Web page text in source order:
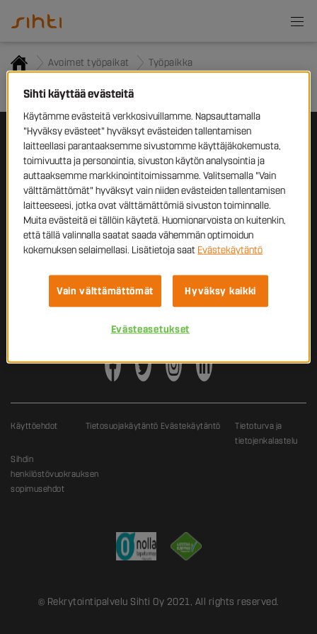
Avoimet työpaikat Työpaikka
Työpaikkailmoitusta ei löytynyt
Työnhakijoille
Yrityksille
Sihti
Ota yhteyttä
Esplanadi 2,
33100 Tampere
+358 10 320 6500
sihti@sihti.fi
Käyttöehdot Tietosuojakäytäntö Evästekäytäntö
Tietoturva ja
tietojenkalastelu
Sihdin
henkilöstövuokrauksen
sopimusehdot
© Rekrytointipalvelu Sihti Oy 2021, All rights reserved.
Sihti käyttää evästeitä
Käytämme evästeitä verkkosivuillamme. Napsauttamalla
"Hyväksy evästeet" hyväksyt evästeiden tallentamisen
laitteellasi parantaaksemme sivustomme käyttäjäkokemusta,
toimivuutta ja personointia, sivuston käytön analysointia ja
auttaaksemme markkinointitoimissamme. Valitsemalla "Vain
välttämättömät" hyväksyt vain niiden evästeiden tallentamisen
laitteeseesi, jotka ovat välttämättömiä sivuston toiminnalle.
Muita evästeitä ei tällöin käytetä. Huomionarvoista on kuitenkin,
että tällä valinnalla saatat saada vähemmän optimoidun
kokemuksen selaimellasi. Lisätietoja saat Evästekäytäntö
Vain välttämättömät Hyväksy kaikki
Evästeasetukset